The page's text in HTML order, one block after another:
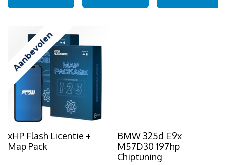
Aanbevolen
xHP Flash Licentie +
Map Pack
BMW 325d E9x
M57D30 197hp
Chiptuning